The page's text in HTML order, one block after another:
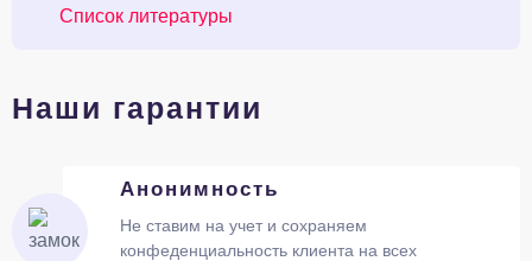
Список литературы
Наши гарантии
Анонимность
Не ставим на учет и сохраняем
конфеденциальность клиента на всех